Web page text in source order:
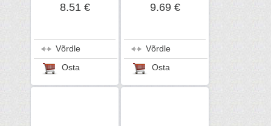
8.51 €
Võrdle
Osta
9.69 €
Võrdle
Osta